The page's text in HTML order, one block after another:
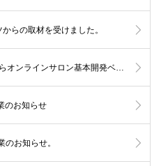
らの取材を受けました。
2025年1月1日からオンラインサロン基本開発ベースシステムの料金改定を実施します。
のお知らせ
お知らせ。